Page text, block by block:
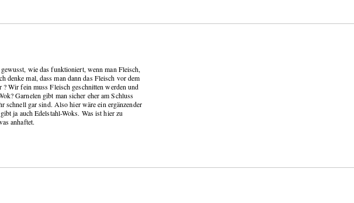
wie das funktioniert, wenn man Fleisch,
denke mal, dass man dann das Fleisch vor dem
Wir fein muss Fleisch geschnitten werden und
Garnelen gibt man sicher eher am Schluss
schnell gar sind. Also hier wäre ein ergänzender
ja auch Edelstahl-Woks. Was ist hier zu
anhaftet.